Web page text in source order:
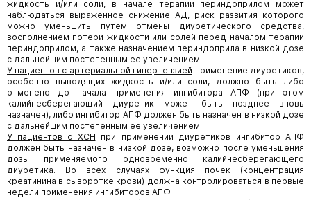
жидкость и/или соли, в начале терапии периндоприлом может
наблюдаться выраженное снижение АД, риск развития которого
можно уменьшить путем отмены диуретического средства,
восполнением потери жидкости или солей перед началом терапии
периндоприлом, а также назначением периндоприла в низкой дозе
с дальнейшим постепенным ее увеличением.
У пациентов с артериальной гипертензией применение диуретиков,
особенно выводящих жидкость и/или соли, должно быть либо
отменено до начала применения ингибитора АПФ (при этом
калийнесберегающий диуретик может быть позднее вновь
назначен), либо ингибитор АПФ должен быть назначен в низкой дозе
с дальнейшим постепенным ее увеличением.
У пациентов с ХСН при применении диуретиков ингибитор АПФ
должен быть назначен в низкой дозе, возможно после уменьшения
дозы применяемого одновременно калийнесберегающего
диуретика. Во всех случаях функция почек (концентрация
креатинина в сыворотке крови) должна контролироваться в первые
недели применения ингибиторов АПФ.